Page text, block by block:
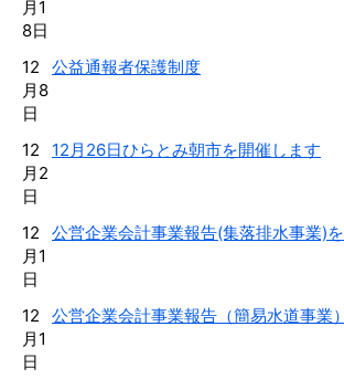
月1
8日
12
月8
日
公益通報者保護制度
12
月2
日
12月26日ひらとみ朝市を開催します
12
月1
日
公営企業会計事業報告(集落排水事業)
12
月1
日
公営企業会計事業報告（簡易水道事業